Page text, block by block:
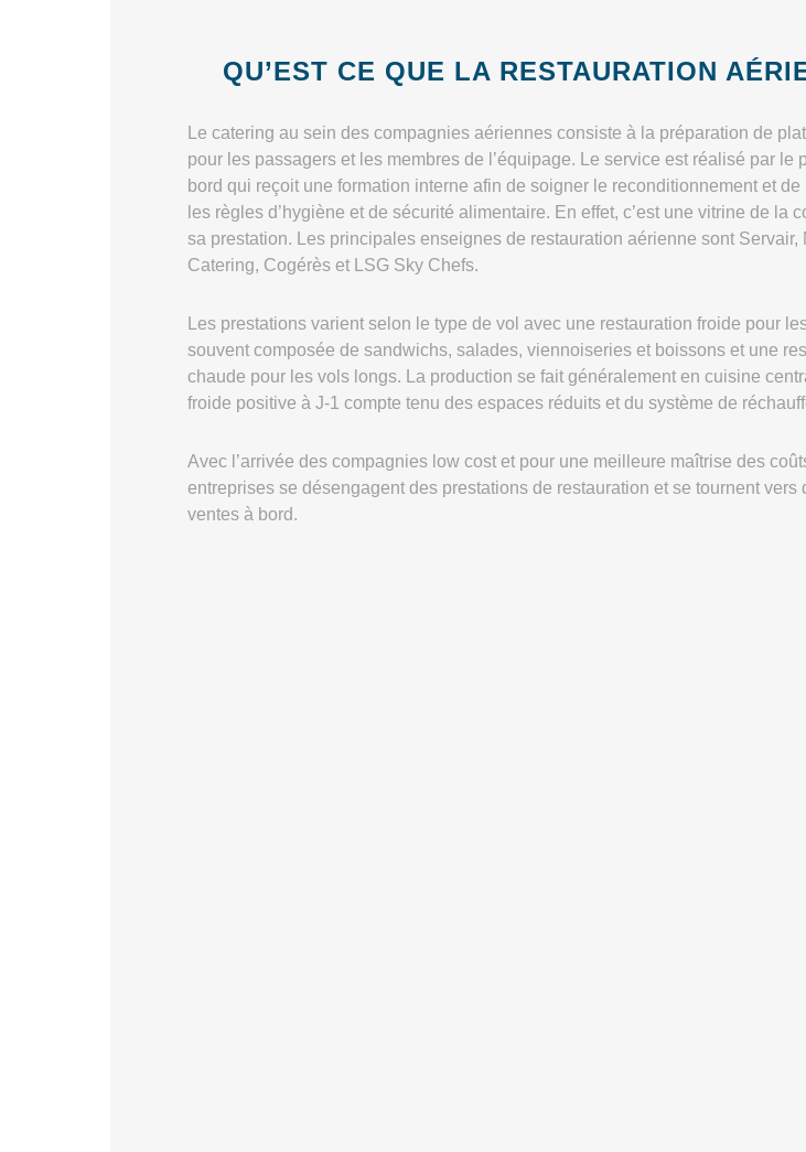
QU’EST CE QUE LA RESTAURATION
Le catering au sein des compagnies aériennes consiste à la préparation de
pour les passagers et les membres de l’équipage. Le service est réalisé par le
bord qui reçoit une formation interne afin de soigner le reconditionnement et
les règles d’hygiène et de sécurité alimentaire. En effet, c’est une vitrine de la
sa prestation. Les principales enseignes de restauration aérienne sont Servair,
Catering, Cogérès et LSG Sky Chefs.
Les prestations varient selon le type de vol avec une restauration froide pour
souvent composée de sandwichs, salades, viennoiseries et boissons et une
chaude pour les vols longs. La production se fait généralement en cuisine
froide positive à J-1 compte tenu des espaces réduits et du système de
Avec l’arrivée des compagnies low cost et pour une meilleure maîtrise des
entreprises se désengagent des prestations de restauration et se tournent vers
ventes à bord.